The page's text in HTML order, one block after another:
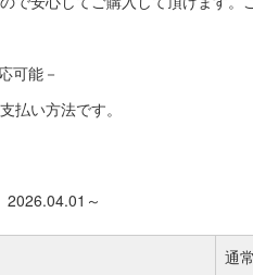
可能－
払い方法です。
2026.04.01～
通